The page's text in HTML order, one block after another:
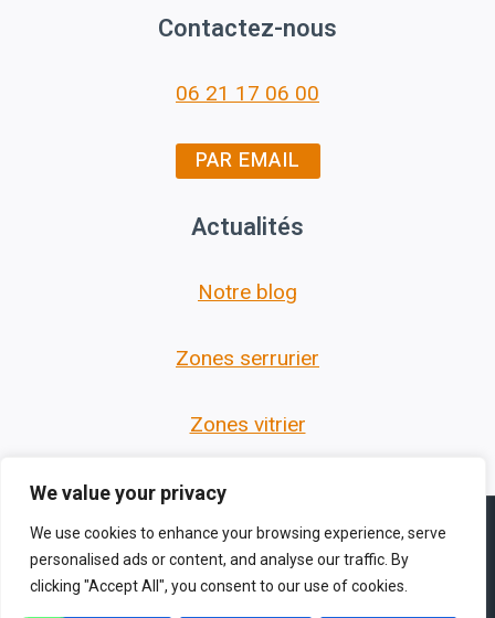
We value your privacy
We use cookies to enhance your browsing experience, serve
personalised ads or content, and analyse our traffic. By
clicking "Accept All", you consent to our use of cookies.
Contactez-nous
06 21 17 06 00
PAR EMAIL
Actualités
Notre blog
Zones serrurier
Zones vitrier
© 2026 Les Serruriers des Hauts de France -